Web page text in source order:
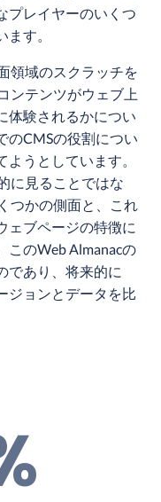
プレイヤーのいくつ
す。
領域のスクラッチを
ンテンツがウェブ上
体験されるかについ
のCMSの役割につい
うとしています。
に見ることではな
つかの側面と、これ
ェブページの特徴に
このWeb Almanacの
であり、将来的に
ジョンとデータを比